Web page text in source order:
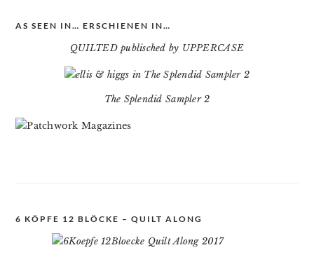
AS SEEN IN… ERSCHIENEN IN…
QUILTED publisched by UPPERCASE
The Splendid Sampler 2
6 KÖPFE 12 BLÖCKE – QUILT ALONG